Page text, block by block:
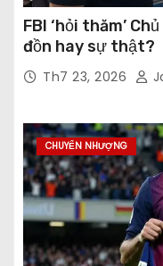
FBI ‘hỏi thăm’
đồn hay sự thật?
Th7 23, 2026
CHUYỂN NHƯỢNG